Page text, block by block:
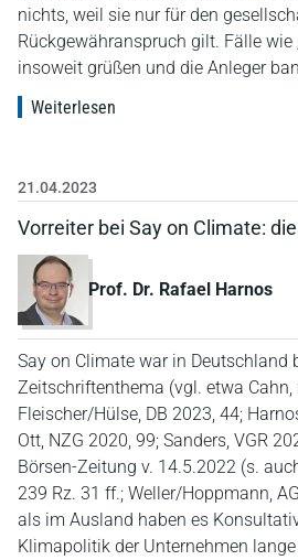
nichts, weil sie nur für den
Rückgewähranspruch gilt. Fälle wie
insoweit grüßen und die Anleger
Weiterlesen
21.04.2023
Vorreiter bei Say on Climate:
Prof. Dr. Rafael Harnos
Say on Climate war in Deutschland
Zeitschriftenthema (vgl. etwa Cahn,
Fleischer/Hülse, DB 2023, 44;
Ott, NZG 2020, 99; Sanders, VGR
Börsen-Zeitung v. 14.5.2022 (s.
239 Rz. 31 ff.; Weller/Hoppmann,
als im Ausland haben es
Klimapolitik der Unternehmen